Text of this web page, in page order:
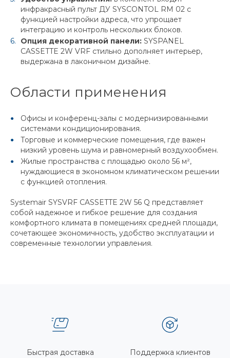
инфракрасный пульт ДУ SYSCONTOL RM 02 с
функцией настройки адреса, что упрощает
интеграцию и контроль нескольких блоков.
Опция декоративной панели: SYSPANEL
CASSETTE 2W VRF стильно дополняет интерьер,
выдержана в лаконичном дизайне.
Области применения
Офисы и конференц-залы с модернизированными
системами кондиционирования.
Торговые и коммерческие помещения, где важен
низкий уровень шума и равномерный воздухообмен.
Жилые пространства с площадью около 56 м²,
нуждающиеся в экономном климатическом решении
с функцией отопления.
Systemair SYSVRF CASSETTE 2W 56 Q представляет
собой надежное и гибкое решение для создания
комфортного климата в помещениях средней площади,
сочетающее экономичность, удобство эксплуатации и
современные технологии управления.
Быстрая доставка Поддержка клиентов